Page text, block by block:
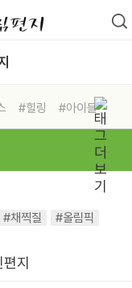
#힐링
#아이들
#채찍질
#올림픽